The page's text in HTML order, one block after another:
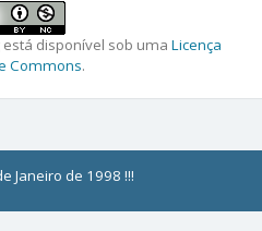
disponível sob uma Licença
Commons.
Janeiro de 1998 !!!